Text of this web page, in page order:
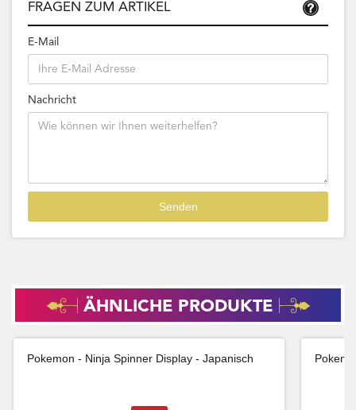
FRAGEN ZUM ARTIKEL
E-Mail
Nachricht
ÄHNLICHE PRODUKTE
Pokemon - Ninja Spinner Display - Japanisch